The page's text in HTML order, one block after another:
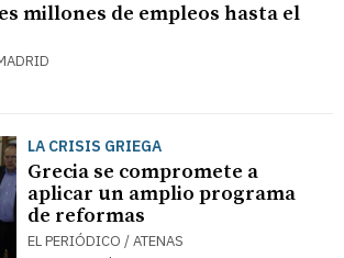
millones de empleos hasta el
LA CRISIS GRIEGA
Grecia se compromete a
aplicar un amplio programa
de reformas
EL PERIÓDICO / ATENAS